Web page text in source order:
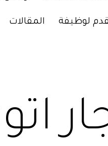
لوظيفة المقالات